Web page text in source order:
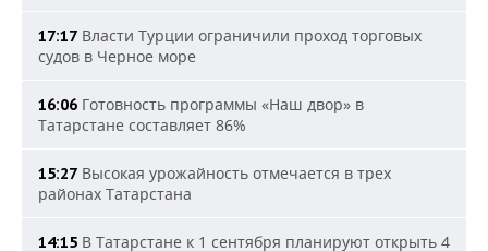
17:17 Власти Турции ограничили проход торговых
судов в Черное море
16:06 Готовность программы «Наш двор» в
Татарстане составляет 86%
15:27 Высокая урожайность отмечается в трех
районах Татарстана
14:15 В Татарстане к 1 сентября планируют открыть 4